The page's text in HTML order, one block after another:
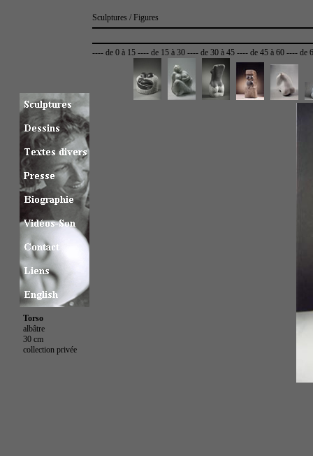
Sculptures / Figures
---- de 0 à 15 ---- de 15 à 30 ---- de 30 à 45 ---- de 45 à 60 ---- de
Torso
albâtre
30 cm
collection privée